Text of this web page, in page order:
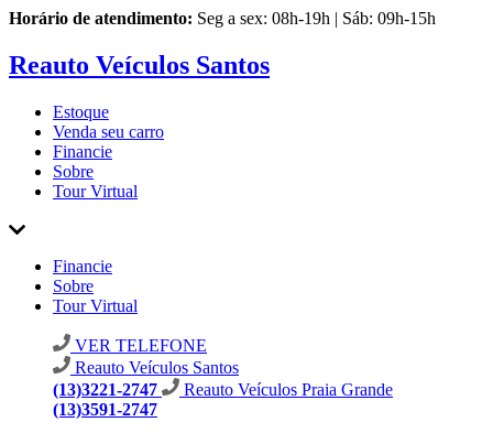
Horário de atendimento: Seg a sex: 08h-19h | Sáb: 09h-15h
Reauto Veículos Santos
Estoque
Venda seu carro
Financie
Sobre
Tour Virtual
Financie
Sobre
Tour Virtual
VER TELEFONE
Reauto Veículos Santos
(13)3221-2747
Reauto Veículos Praia Grande
(13)3591-2747